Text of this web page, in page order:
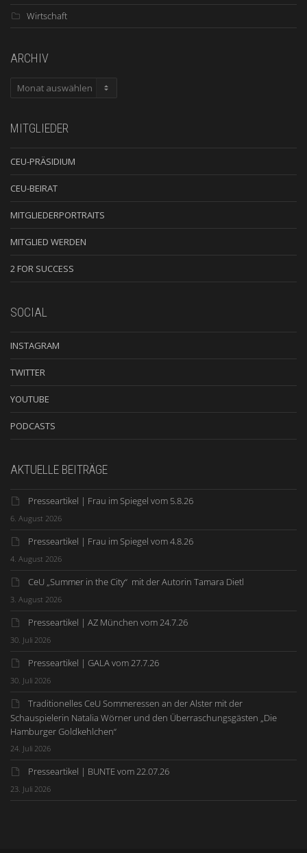
Wirtschaft
ARCHIV
ARCHIV
MITGLIEDER
CEU-PRÄSIDIUM
CEU-BEIRAT
MITGLIEDERPORTRAITS
MITGLIED WERDEN
2 FOR SUCCESS
SOCIAL
INSTAGRAM
TWITTER
YOUTUBE
PODCASTS
AKTUELLE BEITRÄGE
Presseartikel | Frau im Spiegel vom 5.8.26
6. August 2026
Presseartikel | Frau im Spiegel vom 4.8.26
4. August 2026
CeU „Summer in the City“ mit der Autorin Tamara Dietl
3. August 2026
Presseartikel | AZ München vom 24.7.26
30. Juli 2026
Presseartikel | GALA vom 27.7.26
30. Juli 2026
Traditionelles CeU Sommeressen an der Alster mit der
Schauspielerin Natalia Wörner und den Überraschungsgästen „Die
Hamburger Goldkehlchen“
24. Juli 2026
Presseartikel | BUNTE vom 22.07.26
23. Juli 2026